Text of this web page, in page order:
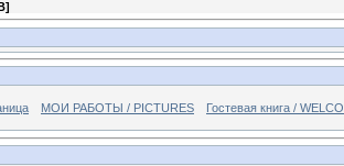
]
МОИ РАБОТЫ / PICTURES Гостевая книга /